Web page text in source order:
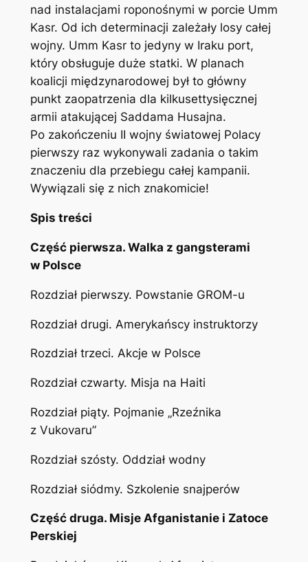
nad instalacjami roponośnymi w porcie Umm
Kasr. Od ich determinacji zależały losy całej
wojny. Umm Kasr to jedyny w Iraku port,
który obsługuje duże statki. W planach
koalicji międzynarodowej był to główny
punkt zaopatrzenia dla kilkusettysięcznej
armii atakującej Saddama Husajna.
Po zakończeniu II wojny światowej Polacy
pierwszy raz wykonywali zadania o takim
znaczeniu dla przebiegu całej kampanii.
Wywiązali się z nich znakomicie!
Spis treści
Część pierwsza. Walka z gangsterami
w Polsce
Rozdział pierwszy. Powstanie GROM-u
Rozdział drugi. Amerykańscy instruktorzy
Rozdział trzeci. Akcje w Polsce
Rozdział czwarty. Misja na Haiti
Rozdział piąty. Pojmanie „Rzeźnika
z Vukovaru”
Rozdział szósty. Oddział wodny
Rozdział siódmy. Szkolenie snajperów
Część druga. Misje Afganistanie i Zatoce
Perskiej